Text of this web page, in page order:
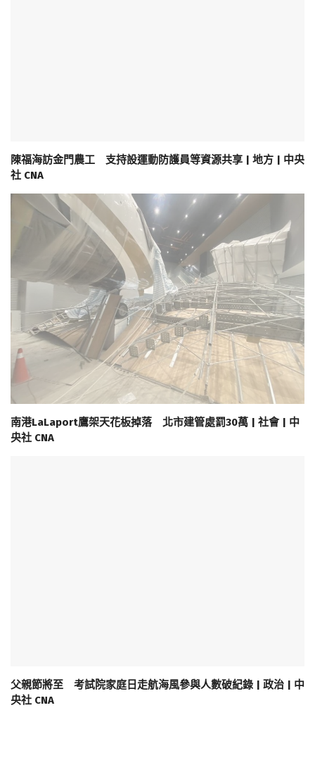
陳福海訪金門農工 支持設運動防護員等資源共享 | 地方 | 中央
社 CNA
南港LaLaport鷹架天花板掉落 北市建管處罰30萬 | 社會 | 中
央社 CNA
父親節將至 考試院家庭日走航海風參與人數破紀錄 | 政治 | 中
央社 CNA